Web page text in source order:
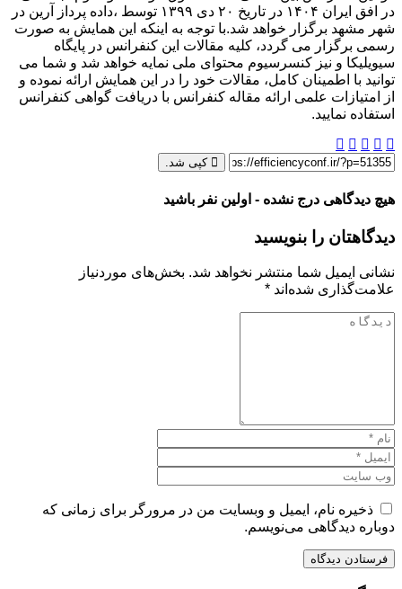
در افق ایران ۱۴۰۴ در تاریخ ۲۰ دی ۱۳۹۹ توسط ،داده پرداز آرین در
شهر مشهد برگزار خواهد شد.با توجه به اینکه این همایش به صورت
رسمی برگزار می گردد، کلیه مقالات این کنفرانس در پایگاه
سیویلیکا و نیز کنسرسیوم محتوای ملی نمایه خواهد شد و شما می
توانید با اطمینان کامل، مقالات خود را در این همایش ارائه نموده و
از امتیازات علمی ارائه مقاله کنفرانس با دریافت گواهی کنفرانس
استفاده نمایید.
کپی شد.
هیچ دیدگاهی درج نشده - اولین نفر باشید
دیدگاهتان را بنویسید
نشانی ایمیل شما منتشر نخواهد شد. بخش‌های موردنیاز
علامت‌گذاری شده‌اند *
ذخیره نام، ایمیل و وبسایت من در مرورگر برای زمانی که
دوباره دیدگاهی می‌نویسم.